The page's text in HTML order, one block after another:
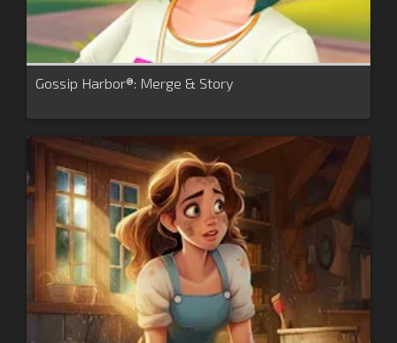
Gossip Harbor®: Merge & Story